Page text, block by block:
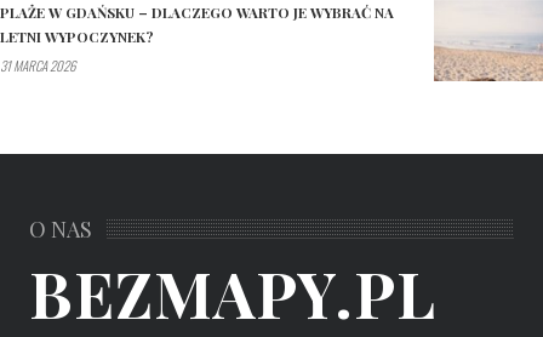
PLAŻE W GDAŃSKU – DLACZEGO WARTO JE WYBRAĆ NA
LETNI WYPOCZYNEK?
31 MARCA 2026
O NAS
BEZMAPY.PL